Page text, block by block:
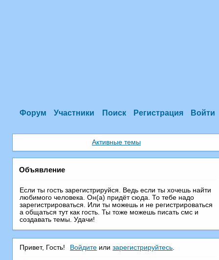
Форум Участники Поиск Регистрация Войти
Активные темы
Объявление
Если ты гость зарегистрируйся. Ведь если ты хочешь найти
любимого человека. Он(а) придёт сюда. То тебе надо
зарегистрироваться. Или ты можешь и не регистрироваться
а общаться тут как гость. Ты тоже можешь писать смс и
создавать темы. Удачи!
Привет, Гость! Войдите илизарегистрируйтесь